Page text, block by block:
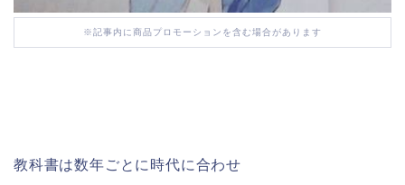
※記事内に商品プロモーションを含む場合があります
教科書は数年ごとに時代に合わせ